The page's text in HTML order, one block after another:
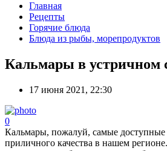
Главная
Рецепты
Горячие блюда
Блюда из рыбы, морепродуктов
Кальмары в устричном
17 июня 2021, 22:30
0
Кальмары, пожалуй, самые
приличного качества в нашем